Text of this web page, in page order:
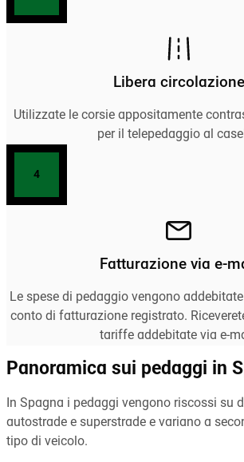
Libera circolazione
Utilizzate le corsie appositamente
per il telepedaggio al
4
Fatturazione via e-
Le spese di pedaggio vengono
conto di fatturazione registrato.
tariffe addebitate via e-
Panoramica sui pedaggi in
In Spagna i pedaggi vengono riscossi su
autostrade e superstrade e variano a
tipo di veicolo.